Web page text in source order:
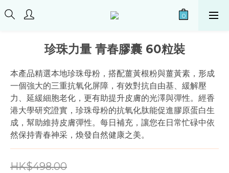
珍珠力量 青春膠囊 60粒裝
本產品精選本地珍珠母粉，搭配薑黃根粉與薑黃素，形成
一個強大的三重抗氧化屏障，有效對抗自由基、緩解壓
力、延緩細胞老化，更有助提升皮膚的光澤與彈性。經香
港大學研究證實，珍珠母粉的抗氧化肽能促進膠原蛋白生
成，幫助維持皮膚彈性。每日補充，讓您在日常忙碌中依
然保持青春神采，煥發自然健康之美。
HK$498.00